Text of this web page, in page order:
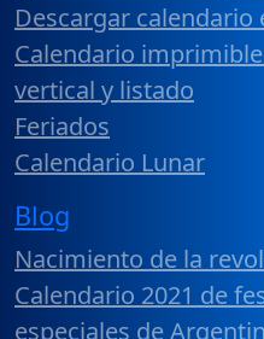
Descargar calendario
Calendario
vertical y listado
Feriados
Calendario Lunar
Blog
Nacimiento de la
Calendario 2021 de
especiales de